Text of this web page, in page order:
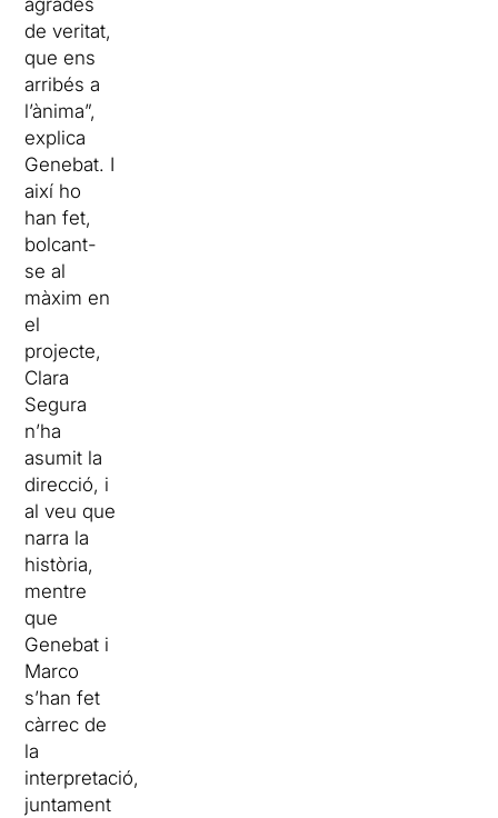
de veritat,
que ens
arribés a
l’ànima”,
explica
Genebat. I
així ho
han fet,
bolcant-
se al
màxim en
el
projecte,
Clara
Segura
n’ha
asumit la
direcció, i
al veu que
narra la
història,
mentre
que
Genebat i
Marco
s’han fet
càrrec de
la
interpretació,
juntament